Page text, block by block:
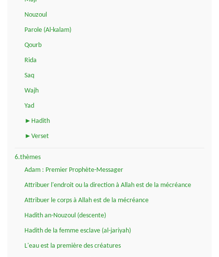
Nouzoul
Parole (Al-kalam)
Qourb
Rida
Saq
Wajh
Yad
►Hadith
►Verset
6.thèmes
Adam : Premier Prophète-Messager
Attribuer l'endroit ou la direction à Allah est de la mécréance
Attribuer le corps à Allah est de la mécréance
Hadith an-Nouzoul (descente)
Hadith de la femme esclave (al-jariyah)
L'eau est la première des créatures